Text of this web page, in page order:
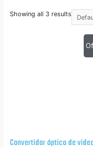
Showing all 3 results
Convertidor óptico de